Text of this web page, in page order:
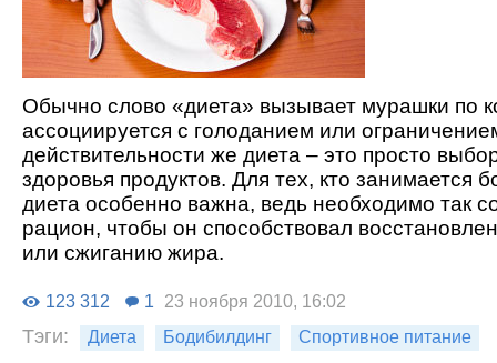
Обычно слово «диета» вызывает мурашки по
ассоциируется с голоданием или
действительности же диета – это просто
здоровья продуктов. Для тех, кто занимается
диета особенно важна, ведь необходимо так
рацион, чтобы он способствовал
или сжиганию жира.
123 312 1 23 ноября 2010, 16:02
Тэги: Диета Бодибилдинг Спортивное питание